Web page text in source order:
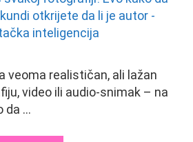
veoma realističan, ali lažan
video ili audio-snimak – na
da …